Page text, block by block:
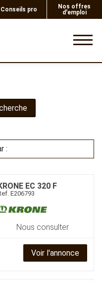
Conseils pro
Nos offres
d'emploi
:
EC 320 F
E206793
Nous consulter
Voir l'annonce